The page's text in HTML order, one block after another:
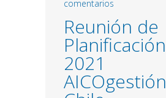
comentarios
Reunión de
Planificación
2021
AICOgestión